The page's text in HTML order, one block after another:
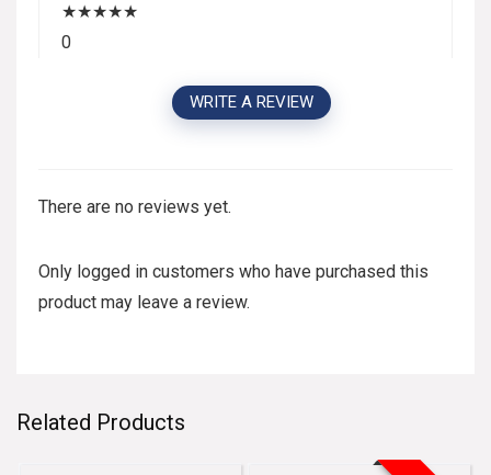
★★★★★
0
WRITE A REVIEW
There are no reviews yet.
Only logged in customers who have purchased this
product may leave a review.
Related Products